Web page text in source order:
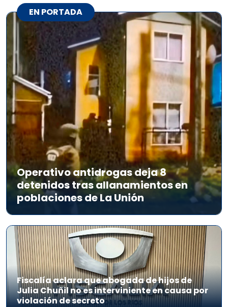
EN PORTADA
Operativo antidrogas deja 8
detenidos tras allanamientos en
poblaciones de La Unión
Fiscalía aclara que abogada de hijos de
Julia Chuñil no es interviniente en causa por
violación de secreto